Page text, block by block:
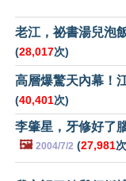
老江，祕書湯兒泡
(28,017次)
高層爆驚天內幕！
(40,401次)
李肇星，牙修好了
🖼️ 2004/7/2 (27,981